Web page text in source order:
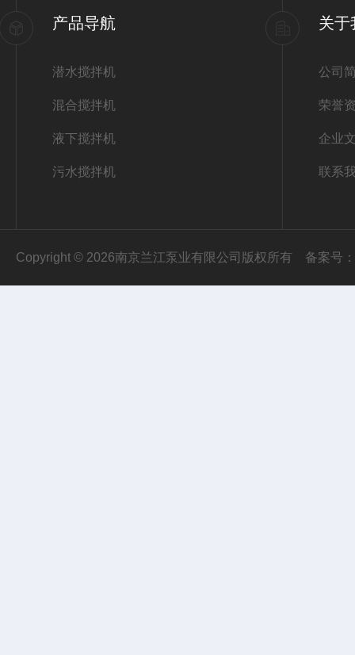
产品导航
潜水搅拌机
混合搅拌机
液下搅拌机
污水搅拌机
关于
公司
荣誉
企业
联系
Copyright © 2026南京兰江泵业有限公司版权所有 备案号